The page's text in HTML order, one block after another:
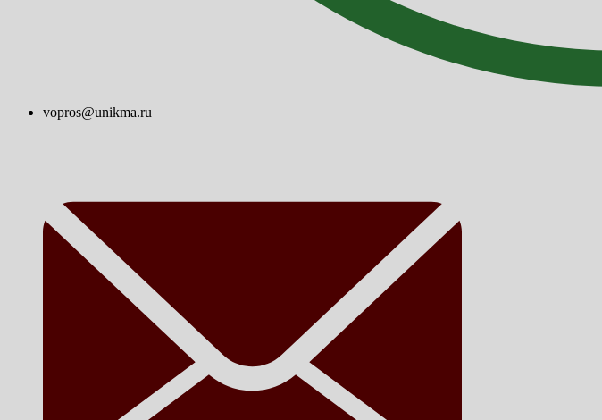
vopros@unikma.ru